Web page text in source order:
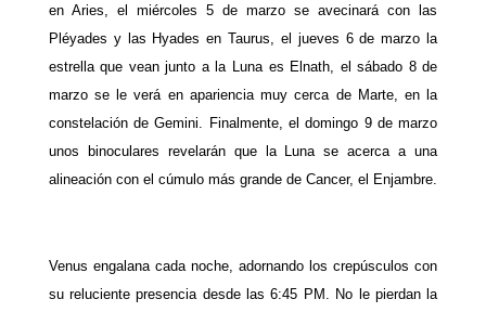
en Aries, el miércoles 5 de marzo se avecinará con las
Pléyades y las Hyades en Taurus, el jueves 6 de marzo la
estrella que vean junto a la Luna es Elnath, el sábado 8 de
marzo se le verá en apariencia muy cerca de Marte, en la
constelación de Gemini. Finalmente, el domingo 9 de marzo
unos binoculares revelarán que la Luna se acerca a una
alineación con el cúmulo más grande de Cancer, el Enjambre.
Venus engalana cada noche, adornando los crepúsculos con
su reluciente presencia desde las 6:45 PM. No le pierdan la